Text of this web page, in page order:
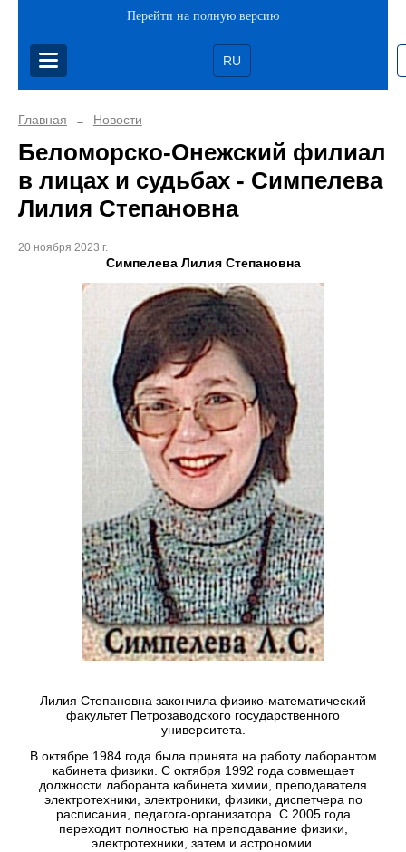
Перейти на полную версию
RU
Главная → Новости
Беломорско-Онежский филиал
в лицах и судьбах - Симпелева
Лилия Степановна
20 ноября 2023 г.
Симпелева Лилия Степановна
Лилия Степановна закончила физико-математический
факультет Петрозаводского государственного
университета.
В октябре 1984 года была принята на работу лаборантом
кабинета физики. С октября 1992 года совмещает
должности лаборанта кабинета химии, преподавателя
электротехники, электроники, физики, диспетчера по
расписания, педагога-организатора. С 2005 года
переходит полностью на преподавание физики,
электротехники, затем и астрономии.